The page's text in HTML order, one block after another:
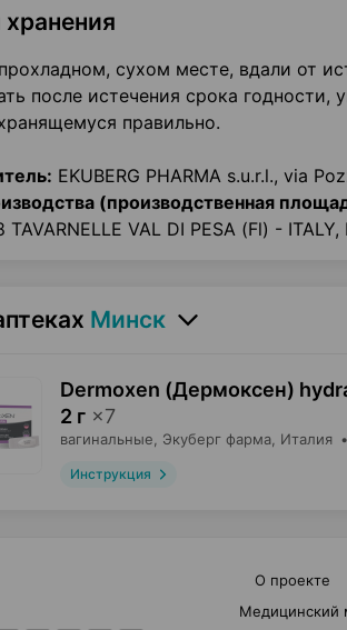
сухом месте, вдали от
после истечения срока годности,
правильно.
EKUBERG PHARMA s.u.r.l., via
(производственная
TAVARNELLE VAL DI PESA (Fl) -
Минск
Dermoxen (Дермоксен)
2 г ×7
вагинальные, Экуберг фарма , Италия •
Инструкция
О проекте
Медицинский